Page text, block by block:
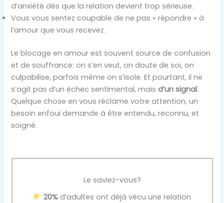
d’anxiété dès que la relation devient trop sérieuse.
Vous vous sentez coupable de ne pas « répondre » à
l’amour que vous recevez.
Le blocage en amour est souvent source de confusion
et de souffrance: on s’en veut, on doute de soi, on
culpabilise, parfois même on s’isole. Et pourtant, il ne
s’agit pas d’un échec sentimental, maisd’un signal.
Quelque chose en vous réclame votre attention, un
besoin enfoui demande à être entendu, reconnu, et
soigné.
Le saviez-vous?
20%d’adultes ont déjà vécu une relation